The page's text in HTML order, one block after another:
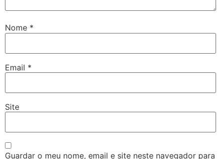
Nome *
Email *
Site
Guardar o meu nome, email e site neste navegador para